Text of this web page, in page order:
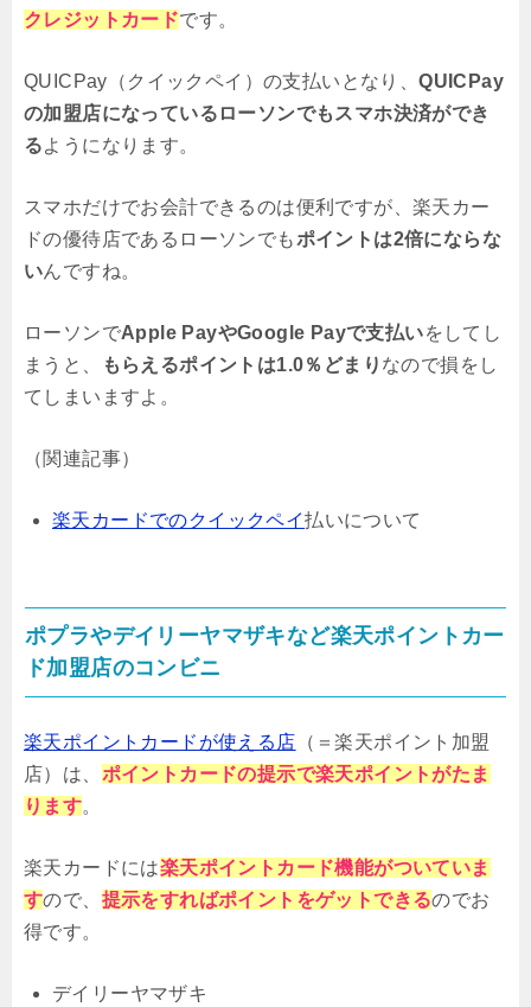
クレジットカードです。
QUICPay（クイックペイ）の支払いとなり、QUICPay
の加盟店になっているローソンでもスマホ決済ができ
るようになります。
スマホだけでお会計できるのは便利ですが、楽天カー
ドの優待店であるローソンでもポイントは2倍にならな
いんですね。
ローソンでApple PayやGoogle Payで支払いをしてし
まうと、
もらえるポイントは1.0％どまり なので損をし
てしまいますよ。
（関連記事）
楽天カードでのクイックペイ払いについて
ポプラやデイリーヤマザキなど楽天ポイントカー
ド加盟店のコンビニ
楽天ポイントカードが使える店 （＝楽天ポイント加盟
店）は、 ポイントカードの提示で楽天ポイントがたま
ります。
楽天カードには楽天ポイントカード機能がついていま
すので、 提示をすればポイントをゲットできるのでお
得です。
デイリーヤマザキ